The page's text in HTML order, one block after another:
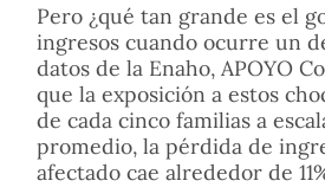
Pero ¿qué tan grande es el
ingresos cuando ocurre un
datos de la Enaho, APOYO
que la exposición a estos
de cada cinco familias a
promedio, la pérdida de
afectado cae alrededor de